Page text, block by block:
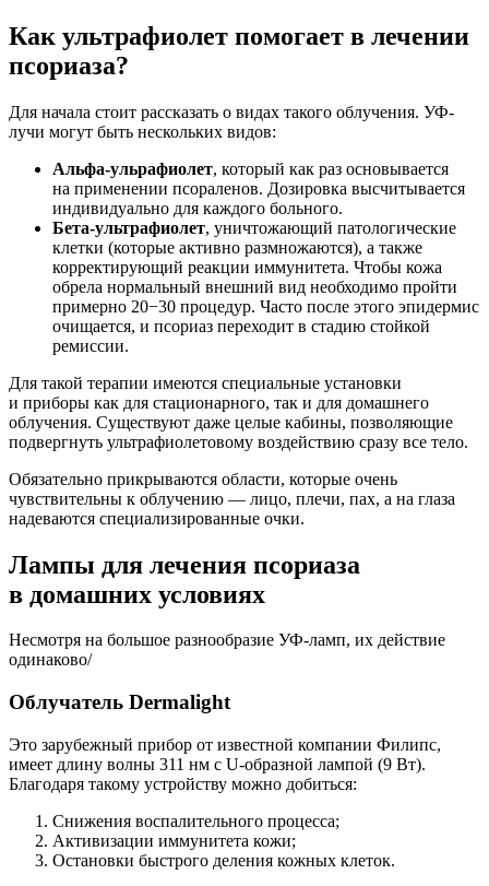
Как ультрафиолет помогает в лечении
псориаза?
Для начала стоит рассказать о видах такого облучения. УФ-
лучи могут быть нескольких видов:
Альфа-ульрафиолет, который как раз основывается
на применении псораленов. Дозировка высчитывается
индивидуально для каждого больного.
Бета-ультрафиолет, уничтожающий патологические
клетки (которые активно размножаются), а также
корректирующий реакции иммунитета. Чтобы кожа
обрела нормальный внешний вид необходимо пройти
примерно 20−30 процедур. Часто после этого эпидермис
очищается, и псориаз переходит в стадию стойкой
ремиссии.
Для такой терапии имеются специальные установки
и приборы как для стационарного, так и для домашнего
облучения. Существуют даже целые кабины, позволяющие
подвергнуть ультрафиолетовому воздействию сразу все тело.
Обязательно прикрываются области, которые очень
чувствительны к облучению — лицо, плечи, пах, а на глаза
надеваются специализированные очки.
Лампы для лечения псориаза
в домашних условиях
Несмотря на большое разнообразие УФ-ламп, их действие
одинаково/
Облучатель Dermalight
Это зарубежный прибор от известной компании Филипс,
имеет длину волны 311 нм с U-образной лампой (9 Вт).
Благодаря такому устройству можно добиться:
Снижения воспалительного процесса;
Активизации иммунитета кожи;
Остановки быстрого деления кожных клеток.